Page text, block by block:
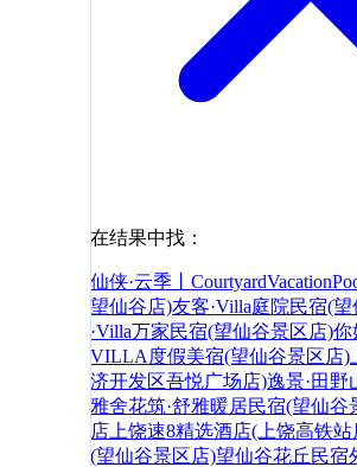
在结果中找：
仙侠·云季丨
望仙谷店)友客·Villa庭院民宿(
·Villa万家民宿(望仙谷景区店)你
VILLA度假美宿(望仙谷景区店)
济开发区吾悦广场店)逸景·田野
雅舍花筑·舒雅暖居民宿(望仙谷
店 上饶速8精选酒店(上饶高铁站
(望仙谷景区店)望仙谷花丘民宿